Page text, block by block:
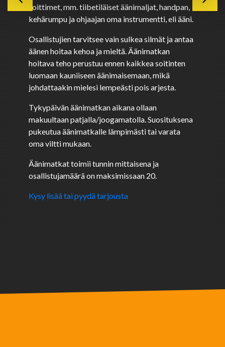
soittimet, mm. tiibetiläiset äänimaljat, handpan,
kehärumpu ja ohjaajan oma instrumentti, eli ääni.
Osallistujien tarvitsee vain sulkea silmät ja antaa
äänen hoitaa kehoa ja mieltä. Äänimatkan
hoitava teho perustuu ennen kaikkea soitinten
luomaan kauniiseen äänimaisemaan, mikä
johdattaakin mielesi lempeästi pois arjesta.
Tykypäivän äänimatkan aikana ollaan
makuultaan patjalla/joogamatolla. Suosituksena
pukeutua äänimatkalle lämpimästi tai varata
oma viltti mukaan.
Äänimatkat toimii tunnin mittaisena ja
osallistujamäärä on maksimissaan 20.
Kysy lisää tai pyydä tarjousta